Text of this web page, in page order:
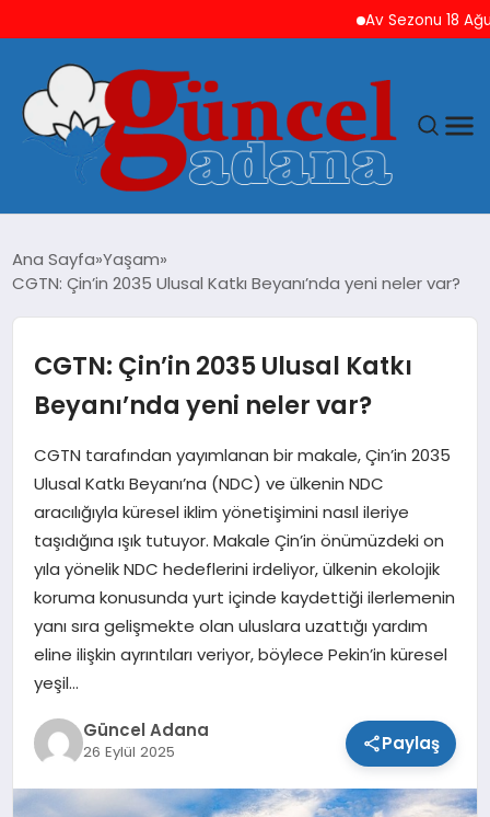
Av Sezonu 18
GÜNCEL
YAŞAM
MAGAZIN
TEKNOLOJI
Ana Sayfa Yaşam
CGTN: Çin’in 2035 Ulusal Katkı Beyanı’nda yeni neler var?
CGTN: Çin’in 2035 Ulusal Katkı
Beyanı’nda yeni neler var?
CGTN tarafından yayımlanan bir makale, Çin’in 2035
Ulusal Katkı Beyanı’na (NDC) ve ülkenin NDC
aracılığıyla küresel iklim yönetişimini nasıl ileriye
taşıdığına ışık tutuyor. Makale Çin’in önümüzdeki on
yıla yönelik NDC hedeflerini irdeliyor, ülkenin ekolojik
koruma konusunda yurt içinde kaydettiği ilerlemenin
yanı sıra gelişmekte olan uluslara uzattığı yardım
eline ilişkin ayrıntıları veriyor, böylece Pekin’in küresel
yeşil…
Güncel Adana
26 Eylül 2025 Paylaş